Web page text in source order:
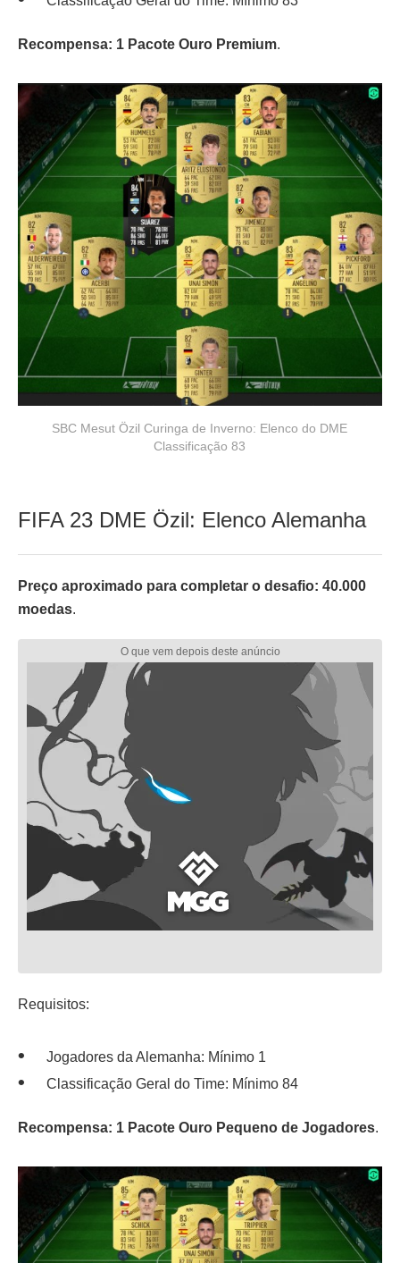
Recompensa: 1 Pacote Ouro Premium.
SBC Mesut Özil Curinga de Inverno: Elenco do DME
Classificação 83
FIFA 23 DME Özil: Elenco Alemanha
Preço aproximado para completar o desafio: 40.000
moedas.
Requisitos:
Jogadores da Alemanha: Mínimo 1
Classificação Geral do Time: Mínimo 84
Recompensa: 1 Pacote Ouro Pequeno de Jogadores.